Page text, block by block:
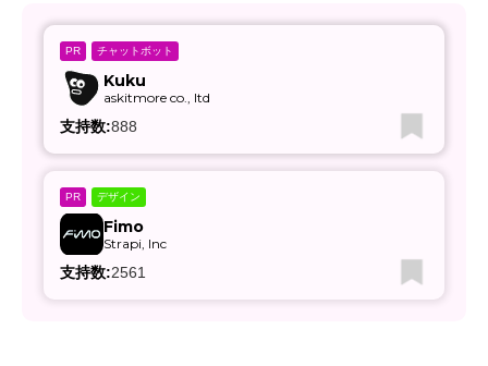
PR チャットボット
Kuku
askitmore co., ltd
支持数:888
PR デザイン
Fimo
Strapi, Inc
支持数:2561